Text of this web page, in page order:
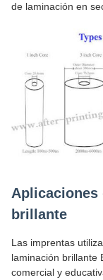
de laminación en
Aplicaciones
brillante
Las imprentas
laminación brillante
comercial y